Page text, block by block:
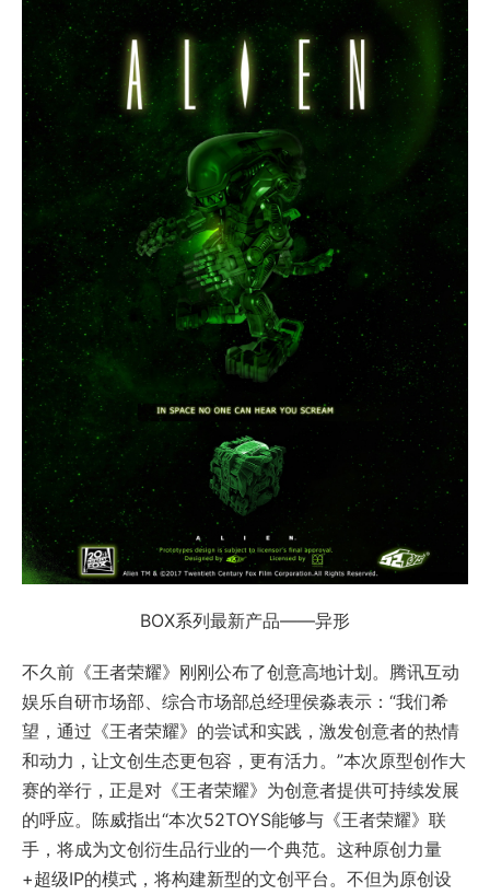
BOX系列最新产品——异形
不久前《王者荣耀》刚刚公布了创意高地计划。腾讯互动
娱乐自研市场部、综合市场部总经理侯淼表示：“我们希
望，通过《王者荣耀》的尝试和实践，激发创意者的热情
和动力，让文创生态更包容，更有活力。”本次原型创作大
赛的举行，正是对《王者荣耀》为创意者提供可持续发展
的呼应。陈威指出“本次52TOYS能够与《王者荣耀》联
手，将成为文创衍生品行业的一个典范。这种原创力量
+超级IP的模式，将构建新型的文创平台。不但为原创设